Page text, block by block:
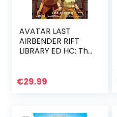
AVATAR LAST
AIRBENDER RIFT
LIBRARY ED HC: The
€29.99